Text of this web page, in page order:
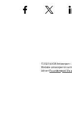
© 2025 k.VOR Antwerpen
Website ontworpen in
Lid vanPaardensport